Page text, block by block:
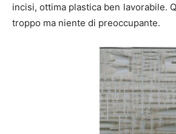
incisi, ottima plastica ben lavorabile.
troppo ma niente di preoccupante.